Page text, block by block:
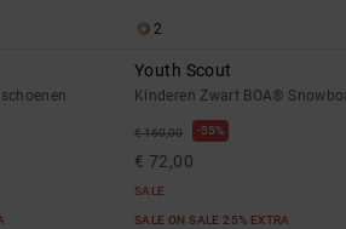
2
Youth Scout
Kinderen Zwart BOA®
€ 160,00 55%
€ 72,00
SALE
SALE ON SALE 25% EXTRA